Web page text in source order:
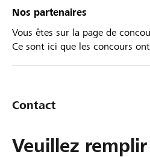
Nos partenaires
Vous êtes sur la page de
Ce sont ici que les concours
Contact
Veuillez